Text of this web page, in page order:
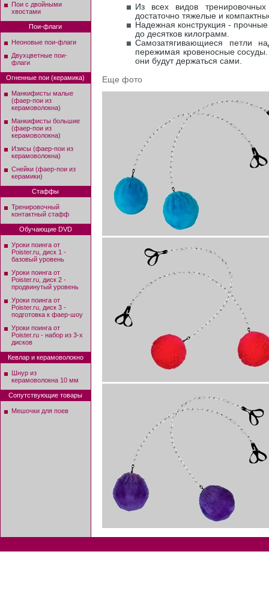
Из всех видов
достаточно тяжелые и
Надежная конструкция -
до десятков килограмм.
Самозатягивающиеся петли
пережимая кровеносные
они будут держаться сами.
Еще фото
Пои с двойными
хвостами
Пои-флаги
Неоновые пои-флаги
Двухцветные пои-
флаги
Огненные пои (керамика)
Манкифисты малые
(фаер-пои из
керамоволокна)
Манкифисты большие
(фаер-пои из
керамоволокна)
Изисы (фаер-пои из
керамоволокна)
Снейки (фаер-пои из
керамики)
Стаффы
Тренировочный
контактный стафф
Обучающие DVD
Уроки поинга от
Poister.ru, диск 1 -
базовый уровень
Уроки поинга от
Poister.ru, диск 2 -
продвинутый уровень
Уроки поинга от
Poister.ru, диск 3 -
подготовка к фаер-шоу
Уроки поинга от
Poister.ru - набор из 3-х
дисков
Кевлар и керамоволокно
Шнур из
керамоволокна 10 мм
Сопутствующие товары
Мешочки для поев